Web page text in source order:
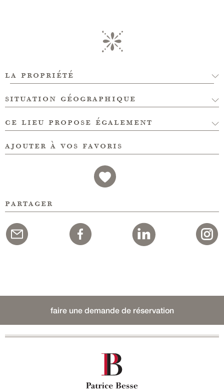
la propriété
situation géographique
ce lieu propose également
ajouter à vos favoris
partager
faire une demande de réservation